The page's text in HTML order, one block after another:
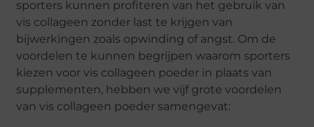
sporters kunnen profiteren van het gebruik van
vis collageen zonder last te krijgen van
bijwerkingen zoals opwinding of angst. Om de
voordelen te kunnen begrijpen waarom sporters
kiezen voor vis collageen poeder in plaats van
supplementen, hebben we vijf grote voordelen
van vis collageen poeder samengevat: